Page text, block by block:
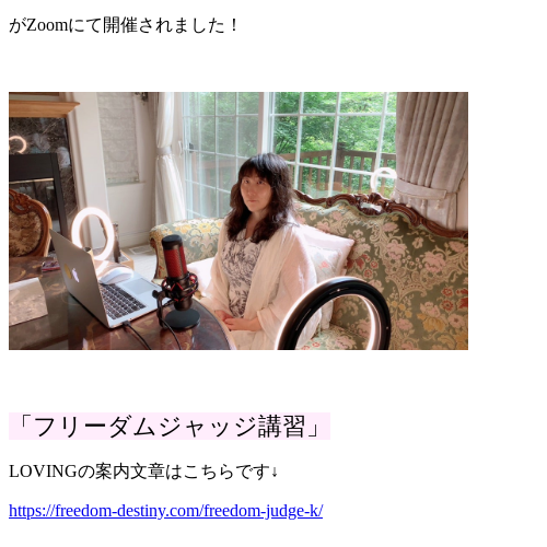
がZoomにて開催されました！
「フリーダムジャッジ講習」
LOVINGの案内文章はこちらです↓
https://freedom-destiny.com/freedom-judge-k/